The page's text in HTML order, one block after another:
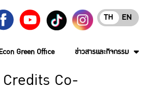
EN
TH
Green Office ข่าวสารและกิจกรรม
Co-